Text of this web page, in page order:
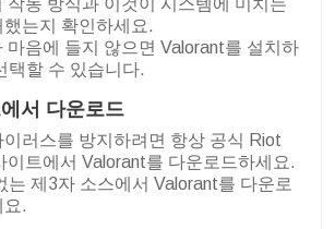
는지 확인하세요.
마음에 들지 않으면 Valorant를 설치하
택할 수 있습니다.
서 다운로드
이러스를 방지하려면 항상 공식 Riot
이트에서 Valorant를 다운로드하세요.
는 제3자 소스에서 Valorant를 다운로
요.